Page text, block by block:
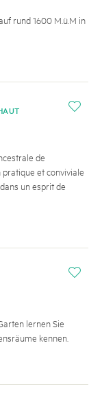
rund 1600 M.ü.M in
i
de
et conviviale
un esprit de
i
lernen Sie
kennen.